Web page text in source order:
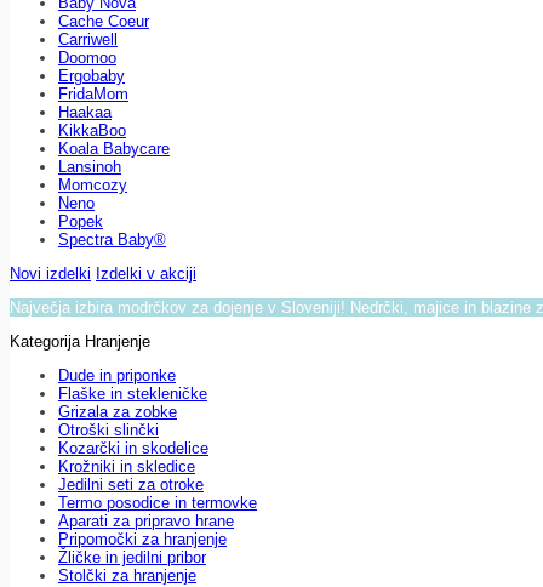
Cache Coeur
Carriwell
Doomoo
Ergobaby
FridaMom
Haakaa
KikkaBoo
Koala Babycare
Lansinoh
Momcozy
Neno
Popek
Spectra Baby®
Novi izdelki Izdelki v akciji
Največja izbira modrčkov za dojenje v Sloveniji! Nedrčki, majice in blazine
Kategorija Hranjenje
Dude in priponke
Flaške in stekleničke
Grizala za zobke
Otroški slinčki
Kozarčki in skodelice
Krožniki in skledice
Jedilni seti za otroke
Termo posodice in termovke
Aparati za pripravo hrane
Pripomočki za hranjenje
Žličke in jedilni pribor
Stolčki za hranjenje